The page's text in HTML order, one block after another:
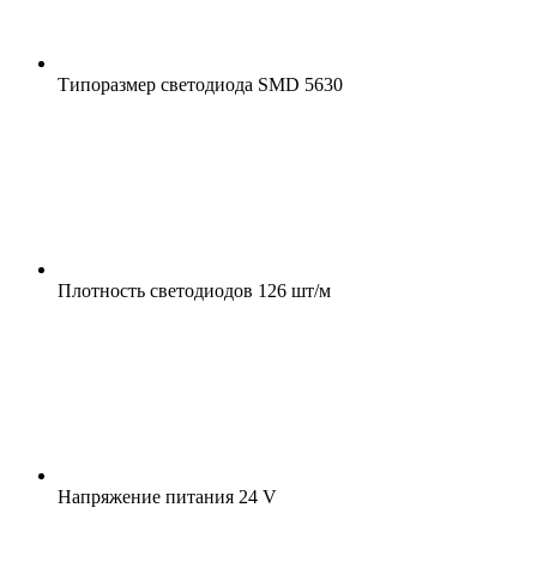
Типоразмер светодиода SMD 5630
Плотность светодиодов 126 шт/м
Напряжение питания 24 V